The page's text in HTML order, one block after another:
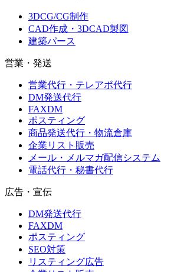
3DCG/CG制作
CAD作成・3DCAD製図
建築パース
営業・発送
営業代行・テレアポ代行
DM発送代行
FAXDM
ポスティング
商品発送代行・物流倉庫
企業リスト販売
メール・メルマガ配信システム
電話代行・秘書代行
広告・宣伝
DM発送代行
FAXDM
ポスティング
SEO対策
リスティング広告